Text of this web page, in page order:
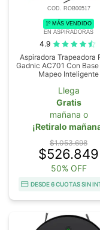
COD. ROB00517
1º MÁS VENDIDO
EN ASPIRADORAS
4.9
Aspiradora Trapeadora
Gadnic AC701 Con
Mapeo Inteligente
Llega
Gratis
mañana o
¡Retiralo
$1.053.698
$526.849
50% OFF
DESDE 6 CUOTAS SIN